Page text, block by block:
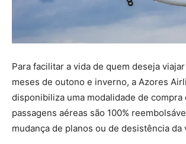
Para facilitar a vida de quem deseja
meses de outono e inverno, a Azores
disponibiliza uma modalidade de compra
passagens aéreas são 100%
mudança de planos ou de desistência da